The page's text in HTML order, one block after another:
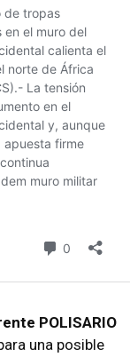
POLISARIO
una posible